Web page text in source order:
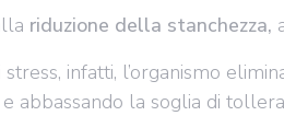
riduzione della stanchezza,
infatti, l’organismo
abbassando la soglia di